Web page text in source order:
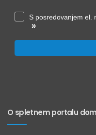
S posredovanjem el.
»
O spletnem portalu